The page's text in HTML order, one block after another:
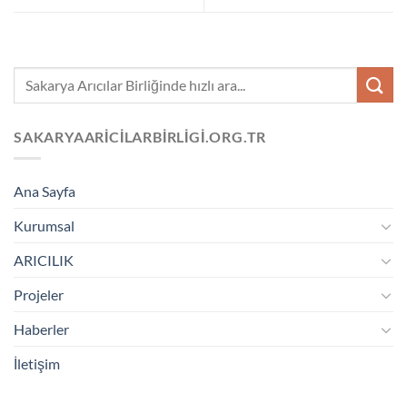
SAKARYAARICILARBIRLIGI.ORG.TR
Ana Sayfa
Kurumsal
ARICILIK
Projeler
Haberler
İletişim